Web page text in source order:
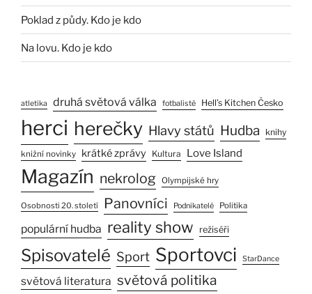
Poklad z půdy. Kdo je kdo
Na lovu. Kdo je kdo
atletika druhá světová válka fotbalisté Hell’s Kitchen Česko
herci herečky Hlavy států Hudba knihy
knižní novinky krátké zprávy Kultura Love Island
Magazín nekrolog Olympijské hry
Osobnosti 20. století Panovníci Podnikatelé Politika
populární hudba reality show režiséři
Spisovatelé Sport Sportovci StarDance
světová literatura světová politika